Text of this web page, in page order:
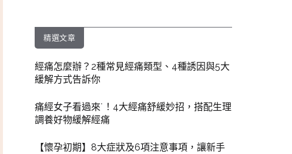
精選文章
經痛怎麼辦？2種常見經痛類型、4種誘因與5大
緩解方式告訴你
痛經女子看過來˙！4大經痛舒緩妙招，搭配生理
調養好物緩解經痛
【懷孕初期】8大症狀及6項注意事項，讓新手